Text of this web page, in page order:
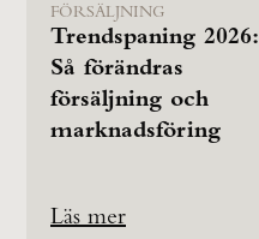
FÖRSÄLJNING
Trendspaning 2026:
Så förändras
försäljning och
marknadsföring
Läs mer